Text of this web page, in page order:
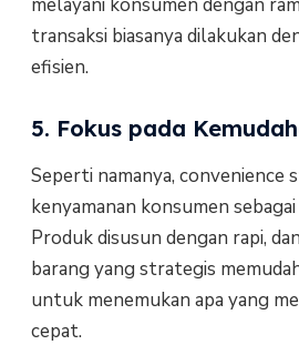
melayani konsumen dengan
transaksi biasanya dilakukan
efisien.
5. Fokus pada
Seperti namanya, convenience
kenyamanan konsumen
Produk disusun dengan rapi,
barang yang strategis
untuk menemukan apa yang
cepat.